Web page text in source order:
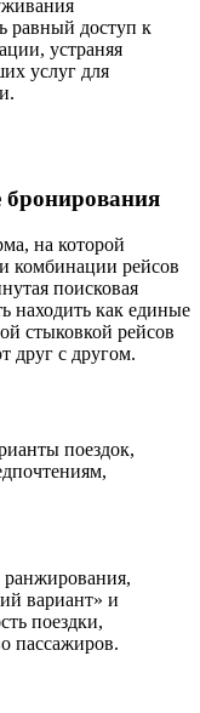
равный доступ к
устраняя
услуг для
бронирования
на которой
комбинации рейсов
поисковая
находить как единые
стыковкой рейсов
друг с другом.
поездок,
ранжирования,
вариант» и
поездки,
пассажиров.